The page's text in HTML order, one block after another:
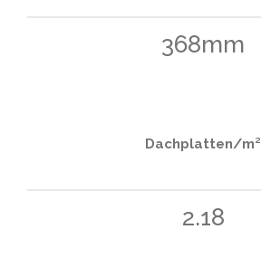
368mm
Dachplatten/m²
2.18